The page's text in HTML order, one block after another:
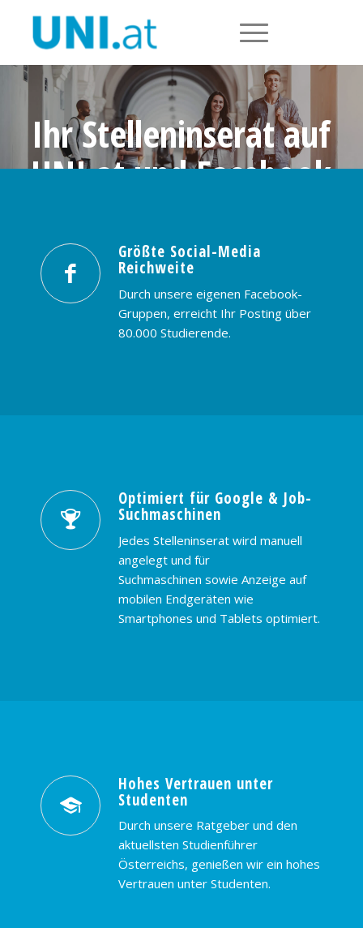
Ihr Stelleninserat auf
UNI.at und Facebook
PREISE & BUCHUNG KONTAKT
Größte Social-Media
Reichweite
Durch unsere eigenen Facebook-
Gruppen, erreicht Ihr Posting über
80.000 Studierende.
Optimiert für Google & Job-
Suchmaschinen
Jedes Stelleninserat wird manuell
angelegt und für
Suchmaschinen sowie Anzeige auf
mobilen Endgeräten wie
Smartphones und Tablets optimiert.
Hohes Vertrauen unter
Studenten
Durch unsere Ratgeber und den
aktuellsten Studienführer
Österreichs, genießen wir ein hohes
Vertrauen unter Studenten.